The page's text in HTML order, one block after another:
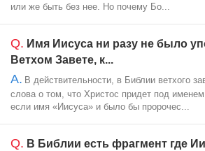
или же быть без нее. Но почему Бо...
Q. Имя Иисуса ни разу не было
Ветхом Завете, к...
A. В действительности, в Библии ветхого
слова о том, что Христос придет под
если имя «Иисуса» и было бы пророчес...
Q. В Библии есть фрагмент где